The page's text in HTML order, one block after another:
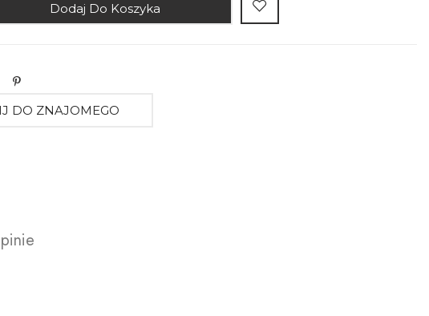
Dodaj Do Koszyka
DO ZNAJOMEGO